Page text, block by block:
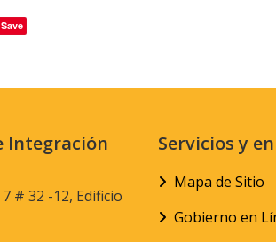
Save
Integración
# 32 -12, Edificio
Servicios y
Mapa de Sitio
Gobierno en